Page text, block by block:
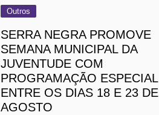
Outros
SERRA NEGRA PROMOVE
SEMANA MUNICIPAL DA
JUVENTUDE COM
PROGRAMAÇÃO ESPECIAL
ENTRE OS DIAS 18 E 23 DE
AGOSTO